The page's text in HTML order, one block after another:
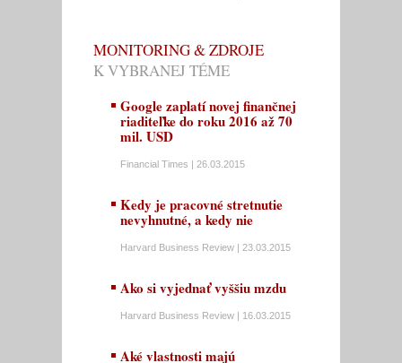
MONITORING & ZDROJE
K VYBRANEJ TÉME
Google zaplatí novej finančnej
riaditeľke do roku 2016 až 70
mil. USD
Financial Times | 26.03.2015
Kedy je pracovné stretnutie
nevyhnutné, a kedy nie
Harvard Business Review | 23.03.2015
Ako si vyjednať vyššiu mzdu
Harvard Business Review | 16.03.2015
Aké vlastnosti majú